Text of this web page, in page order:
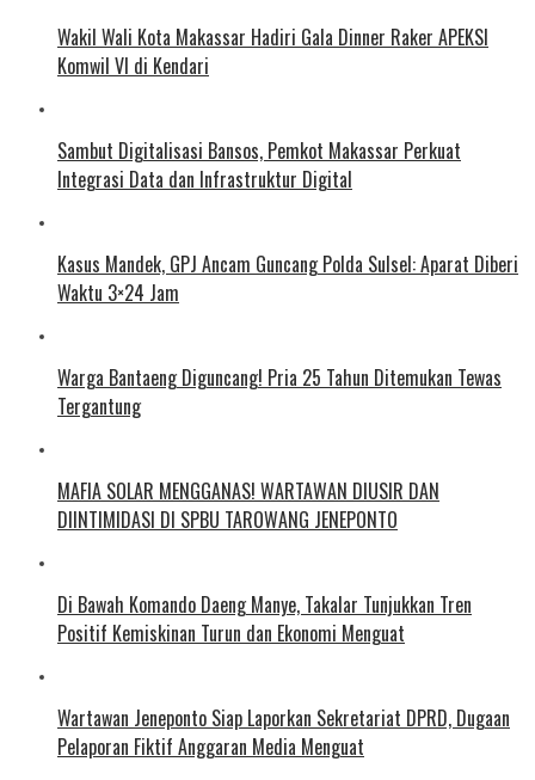
Wakil Wali Kota Makassar Hadiri Gala Dinner Raker APEKSI
Komwil VI di Kendari
Sambut Digitalisasi Bansos, Pemkot Makassar Perkuat
Integrasi Data dan Infrastruktur Digital
Kasus Mandek, GPJ Ancam Guncang Polda Sulsel: Aparat Diberi
Waktu 3×24 Jam
Warga Bantaeng Diguncang! Pria 25 Tahun Ditemukan Tewas
Tergantung
MAFIA SOLAR MENGGANAS! WARTAWAN DIUSIR DAN
DIINTIMIDASI DI SPBU TAROWANG JENEPONTO
Di Bawah Komando Daeng Manye, Takalar Tunjukkan Tren
Positif Kemiskinan Turun dan Ekonomi Menguat
Wartawan Jeneponto Siap Laporkan Sekretariat DPRD, Dugaan
Pelaporan Fiktif Anggaran Media Menguat